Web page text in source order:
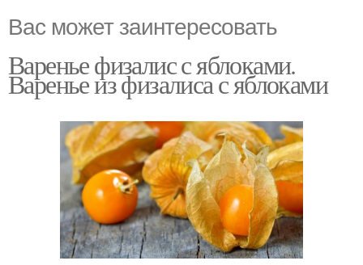
Вас может заинтересовать
Варенье физалис с яблоками.
Варенье из физалиса с яблоками